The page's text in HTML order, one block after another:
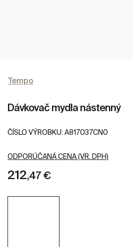
Tempo
Dávkovač mydla nástenný
ČÍSLO VÝROBKU: A817037CN0
ODPORÚČANÁ CENA (VR. DPH)
212,47 €